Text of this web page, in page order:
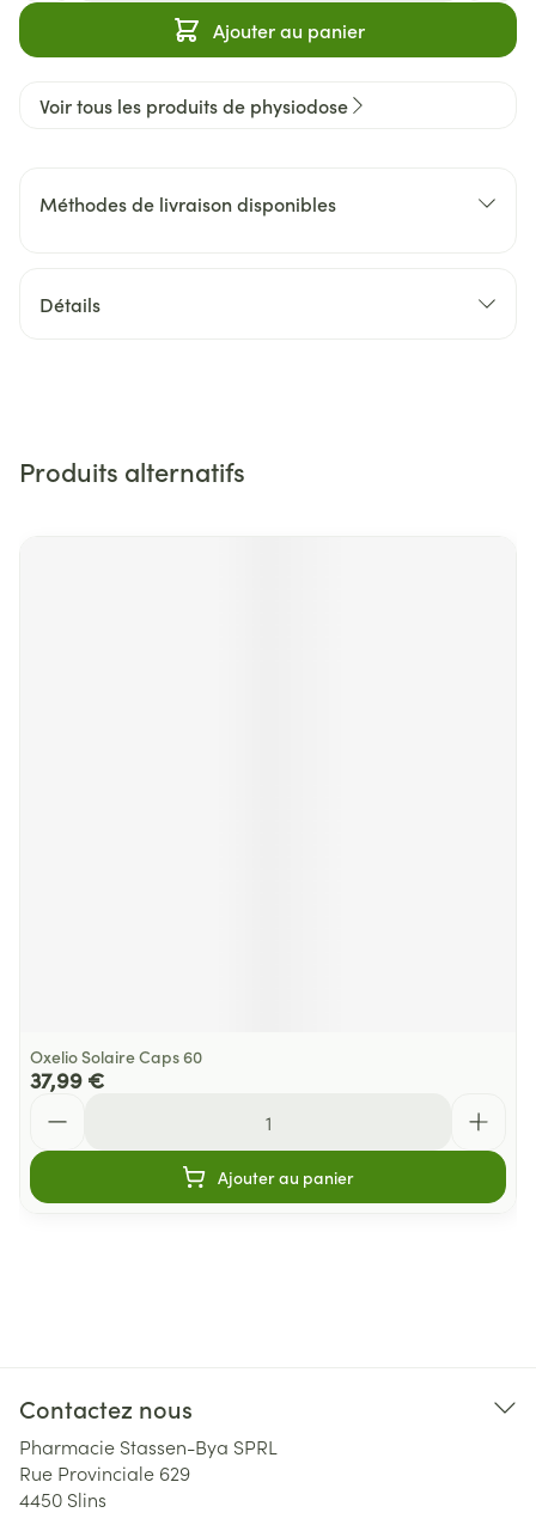
Ajouter au panier
Voir tous les produits de physiodose
Méthodes de livraison disponibles
Détails
Produits alternatifs
Oxelio Solaire Caps 60
37,99 €
Ajouter au panier
Contactez nous
Pharmacie Stassen-Bya SPRL
Rue Provinciale 629
4450 Slins